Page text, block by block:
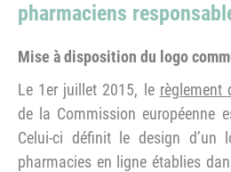
pharmaciens
Mise à disposition du logo
Le 1er juillet 2015, le règlement
de la Commission européenne
Celui-ci définit le design d’un
pharmacies en ligne établies